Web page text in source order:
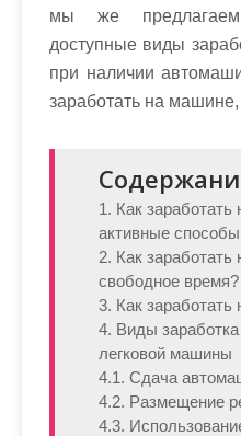
мы же предлагаем
доступные виды
при наличии
заработать на машине,
1. Как
активные
2. Как
свободное время?
3. Как заработать
4. Виды
легковой машины
4.1. Сдача
4.2. Размещение
4.3.